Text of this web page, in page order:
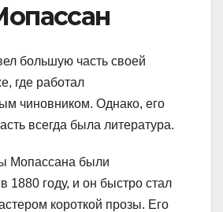
большую часть своей
где работал
чиновником. Однако, его
всегда была литература.
Мопассана были
1880 году, и он быстро стал
короткой прозы. Его